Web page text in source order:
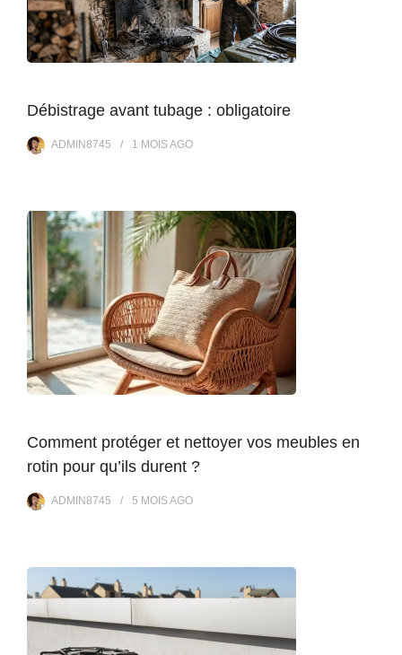
Débistrage avant tubage : obligatoire
ADMIN8745 1 MOISAGO
Comment protéger et nettoyer vos meubles en
rotin pour qu’ils durent ?
ADMIN8745 5 MOISAGO